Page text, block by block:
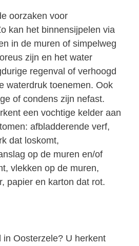
oorzaken voor
kan het binnensijpelen via
in de muren of simpelweg
zijn en het water
regenval of verhoogd
waterdruk toenemen. Ook
of condens zijn nefast.
een vochtige kelder aan
afbladderende verf,
dat loskomt,
op de muren en/of
vlekken op de muren,
papier en karton dat rot.
in Oosterzele? U herkent